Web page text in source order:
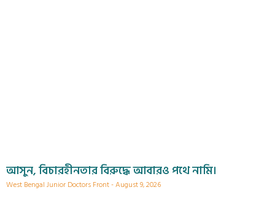
আসুন, বিচারহীনতার বিরুদ্ধে আবারও পথে নামি।
West Bengal Junior Doctors Front August 9, 2026